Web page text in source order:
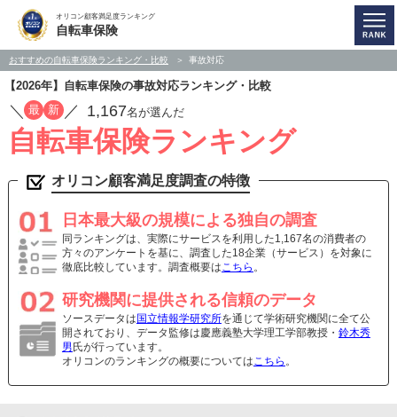
オリコン顧客満足度ランキング
自転車保険
おすすめの自転車保険ランキング・比較 事故対応
【2026年】自転車保険の事故対応ランキング・比較
／ 最 新 ／ 1,167名が選んだ
自転車保険ランキング
オリコン顧客満足度調査の特徴
日本最大級の規模による独自の調査
同ランキングは、実際にサービスを利用した1,167名の消費者の
方々のアンケートを基に、調査した18企業（サービス）を対象に
徹底比較しています。調査概要はこちら 。
研究機関に提供される信頼のデータ
ソースデータは 国立情報学研究所を通じて学術研究機関に全て公
開されており、データ監修は慶應義塾大学理工学部教授・ 鈴木秀
男 氏が行っています。
オリコンのランキングの概要についてはこちら 。